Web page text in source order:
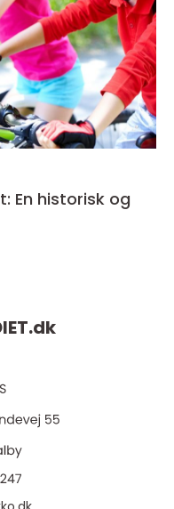
En historisk og
dk